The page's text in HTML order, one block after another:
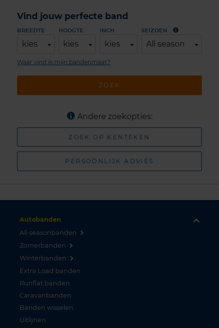
Vind jouw perfecte band
BREEDTE
kies
HOOGTE
kies
INCH
kies
SEIZOEN
All season
ZOEK
Waar vind ik mijn bandenmaat?
Andere zoekopties:
ZOEK OP KENTEKEN
PERSOONLIJK ADVIES
Autobanden
All-seasonbanden
Zomerbanden
Winterbanden
Extra Load banden
Runflat banden
Caravanbanden
Banden wisselen
Uitlijnen